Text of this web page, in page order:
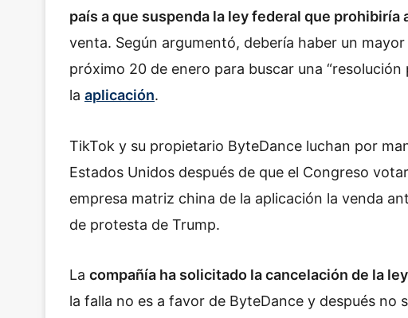
país a que suspenda la ley federal que prohibiría
venta. Según argumentó, debería haber un
próximo 20 de enero para buscar una
la aplicación.
TikTok y su propietario ByteDance luchan por
Estados Unidos después de que el Congreso
empresa matriz china de la aplicación la venda
de protesta de Trump.
La compañía ha solicitado la cancelación de la ley
la falla no es a favor de ByteDance y después no